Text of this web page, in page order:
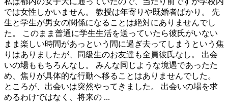
では女性しかいません。 教授は年寄りや既婚者ばかり。 先
生と学生が男女の関係になることは絶対にありませんでし
た。 このまま普通に学生生活を送っていたら彼氏がいない
まま楽しい時間があっという間に過ぎ去ってしまうという焦
りはありましたが、同級生のお友達も全員彼氏なし。 出会
いの場ももちろんなし。 みんな同じような境遇であったた
め、焦りが具体的な行動へ移ることはありませんでした。
ところが、出会いは突然やってきました。 出会いの場を求
めるわけではなく、将来の ...